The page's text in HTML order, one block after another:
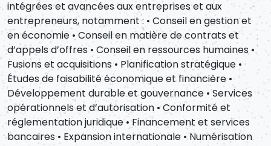
intégrées et avancées aux entreprises et aux
entrepreneurs, notamment : • Conseil en gestion et
en économie • Conseil en matière de contrats et
d’appels d’offres • Conseil en ressources humaines •
Fusions et acquisitions • Planification stratégique •
Études de faisabilité économique et financière •
Développement durable et gouvernance • Services
opérationnels et d’autorisation • Conformité et
réglementation juridique • Financement et services
bancaires • Expansion internationale • Numérisation